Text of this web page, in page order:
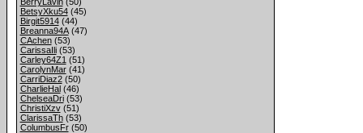
BetsyXku54(45)
Birgit5914(44)
Breanna94A(47)
CAchen(53)
CarissaIli(53)
Carley64Z1 (51)
CarolynMar(41)
CarriDiaz2(50)
CharlieHal(46)
ChelseaDri(53)
ChristiXzv(51)
ClarissaTh(53)
ColumbusFr(50)